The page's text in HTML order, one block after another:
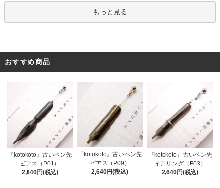
もっと見る
おすすめ商品
『kotokoto』古いペン先
ピアス（P01）
2,640円(税込)
『kotokoto』古いペン先
ピアス（P09）
2,640円(税込)
『kotokoto』古いペン先
イアリング（E03）
2,640円(税込)